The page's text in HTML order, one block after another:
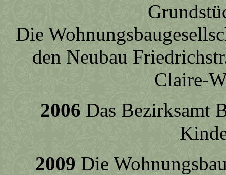
Die
den Neubau
Claire-
2006 Das Bezirksamt
2009 Die